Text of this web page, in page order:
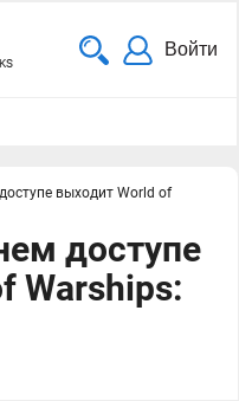
Войти
выходит World of
доступе
Warships: